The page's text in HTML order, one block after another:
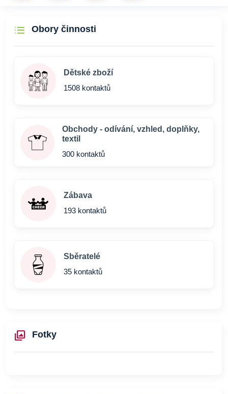
Obory činnosti
Dětské zboží
1508 kontaktů
Obchody - odívání, vzhled, doplňky,
textil
300 kontaktů
Zábava
193 kontaktů
Sběratelé
35 kontaktů
Fotky